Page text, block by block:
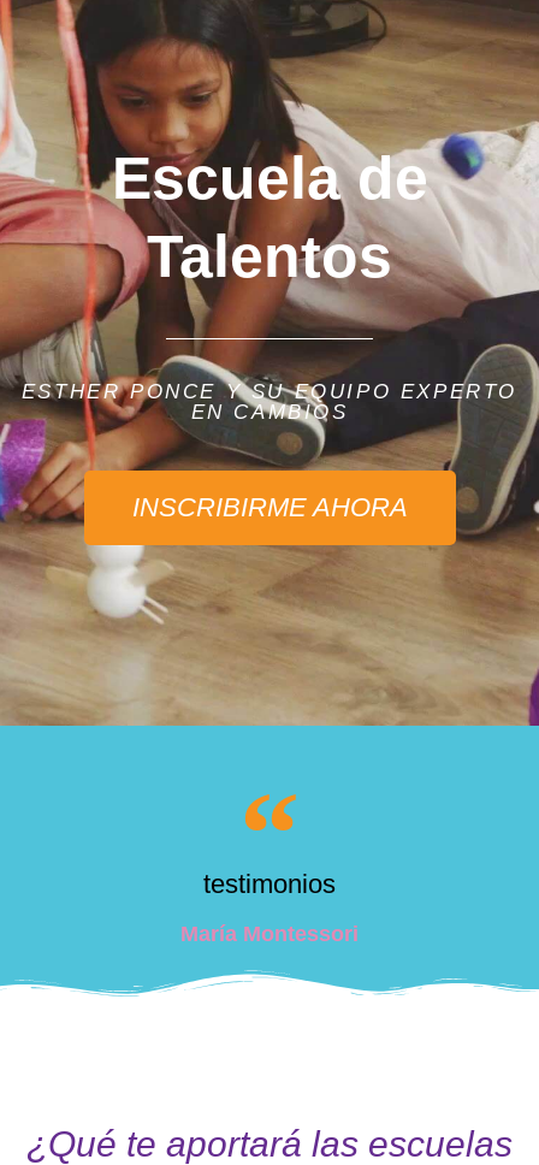
Escuela de
Talentos
ESTHER PONCE Y SU EQUIPO EXPERTO
EN CAMBIOS
INSCRIBIRME AHORA
testimonios
María Montessori
¿Qué te aportará las escuelas